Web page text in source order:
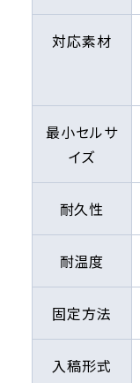
対応素材
最小セルサ
イズ
耐久性
耐温度
固定方法
入稿形式